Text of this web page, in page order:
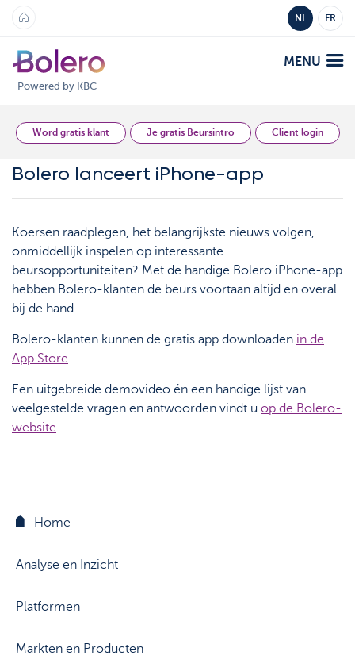
NL FR
Powered by KBC
MENU
Analyse en Inzicht
Platformen
Mobile
Producten
Academy
Producten
Platformen
Tarieven
Support
Documentcenter
Veelgestelde vragen
Word gratis klant Je gratis Beursintro Client login
Bolero lanceert iPhone-app
Koersen raadplegen, het belangrijkste nieuws volgen,
onmiddellijk inspelen op interessante
beursopportuniteiten? Met de handige Bolero iPhone-app
hebben Bolero-klanten de beurs voortaan altijd en overal
bij de hand.
Bolero-klanten kunnen de gratis app downloaden in de
App Store
Een uitgebreide demovideo én een handige lijst van
veelgestelde vragen en antwoorden vindt u op de Bolero-
website
Home
Analyse en Inzicht
Platformen
Markten en Producten